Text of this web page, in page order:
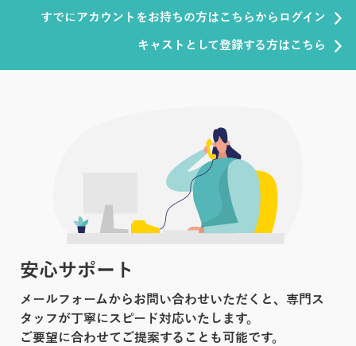
すでにアカウントをお持ちの方はこちらからログイン
キャストとして登録する方はこちら
安心サポート
メールフォームからお問い合わせいただくと、専門ス
タッフが丁寧にスピード対応いたします。
ご要望に合わせてご提案することも可能です。